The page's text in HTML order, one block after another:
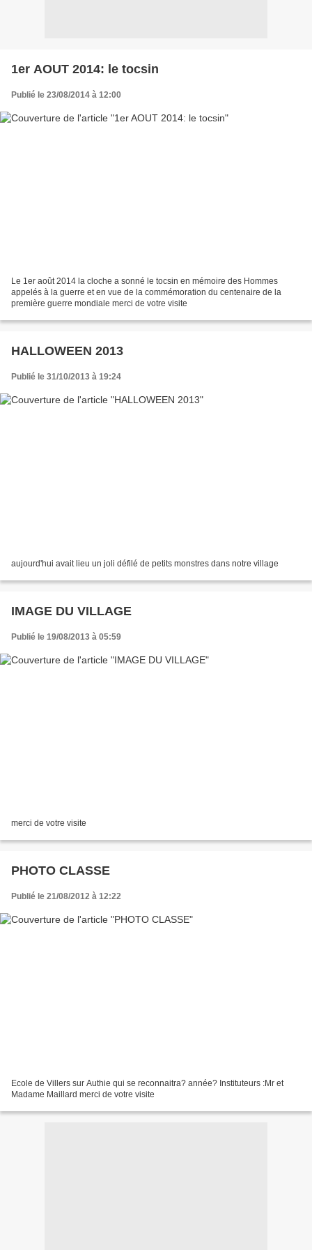
1er AOUT 2014: le tocsin
Publié le 23/08/2014 à 12:00
Le 1er août 2014 la cloche a sonné le tocsin en mémoire des Hommes
appelés à la guerre et en vue de la commémoration du centenaire de la
première guerre mondiale merci de votre visite
HALLOWEEN 2013
Publié le 31/10/2013 à 19:24
aujourd'hui avait lieu un joli défilé de petits monstres dans notre village
IMAGE DU VILLAGE
Publié le 19/08/2013 à 05:59
merci de votre visite
PHOTO CLASSE
Publié le 21/08/2012 à 12:22
Ecole de Villers sur Authie qui se reconnaitra? année? Instituteurs :Mr et
Madame Maillard merci de votre visite